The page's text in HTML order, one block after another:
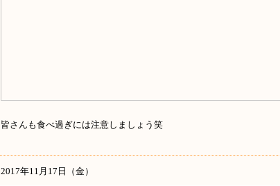
皆さんも食べ過ぎには注意しましょう笑
2017年11月17日（金）